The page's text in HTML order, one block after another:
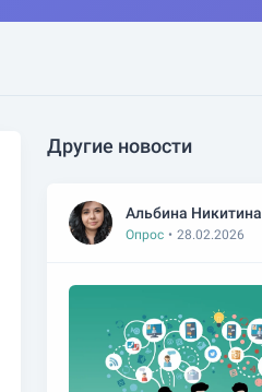
Другие новости
Альбина Никитина
Опрос • 28.02.2026